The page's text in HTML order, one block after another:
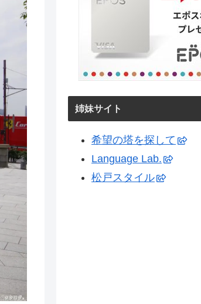
姉妹サイト
希望の塔を探して
Language Lab.
松戸スタイル